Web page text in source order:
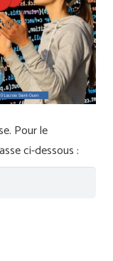
Pour le
ci-dessous :